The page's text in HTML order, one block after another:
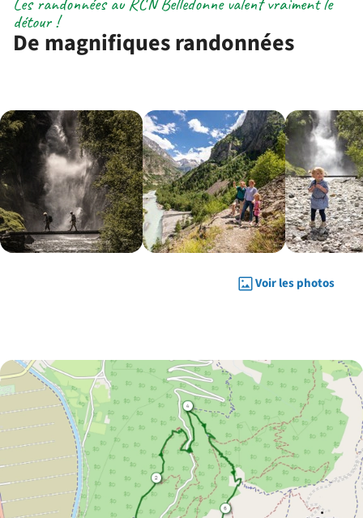
De magnifiques randonnées
détour !
Voir les photos